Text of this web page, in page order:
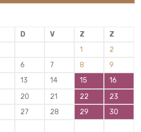
D V Z
Z
1
2
6 7 8
9
13 14 15
16
20 21 22
23
27 28 29
30